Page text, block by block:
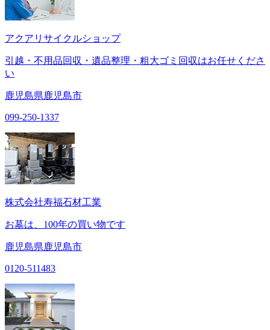
アクアリサイクルショップ
引越・不用品回収・遺品整理・粗大ゴミ回収はお任せくださ
い
鹿児島県鹿児島市
099-250-1337
株式会社寿福石材工業
お墓は、100年の買い物です
鹿児島県鹿児島市
0120-511483